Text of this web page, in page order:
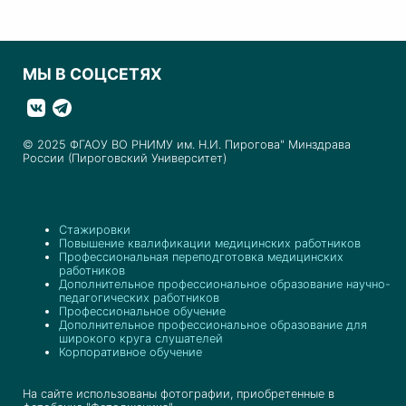
МЫ В СОЦСЕТЯХ
© 2025 ФГАОУ ВО РНИМУ им. Н.И. Пирогова" Минздрава
России (Пироговский Университет)
Стажировки
Повышение квалификации медицинских работников
Профессиональная переподготовка медицинских
работников
Дополнительное профессиональное образование научно-
педагогических работников
Профессиональное обучение
Дополнительное профессиональное образование для
широкого круга слушателей
Корпоративное обучение
На сайте использованы фотографии, приобретенные в